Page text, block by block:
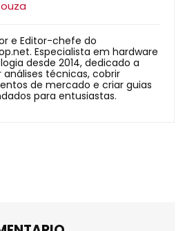
e Editor-chefe do
Especialista em hardware
desde 2014, dedicado a
análises técnicas, cobrir
de mercado e criar guias
para entusiastas.